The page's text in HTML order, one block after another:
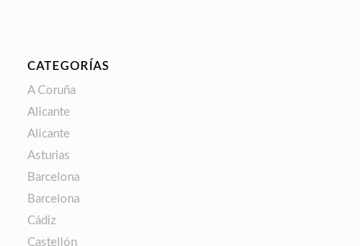
CATEGORÍAS
A Coruña
Alicante
Alicante
Asturias
Barcelona
Barcelona
Cádiz
Castellón